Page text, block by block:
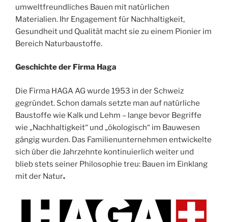
umweltfreundliches Bauen mit natürlichen
Materialien. Ihr Engagement für Nachhaltigkeit,
Gesundheit und Qualität macht sie zu einem Pionier im
Bereich Naturbaustoffe.
Geschichte der Firma Haga
Die Firma HAGA AG wurde 1953 in der Schweiz
gegründet. Schon damals setzte man auf natürliche
Baustoffe wie Kalk und Lehm – lange bevor Begriffe
wie „Nachhaltigkeit“ und „ökologisch“ im Bauwesen
gängig wurden. Das Familienunternehmen entwickelte
sich über die Jahrzehnte kontinuierlich weiter und
blieb stets seiner Philosophie treu: Bauen im Einklang
mit der Natur.